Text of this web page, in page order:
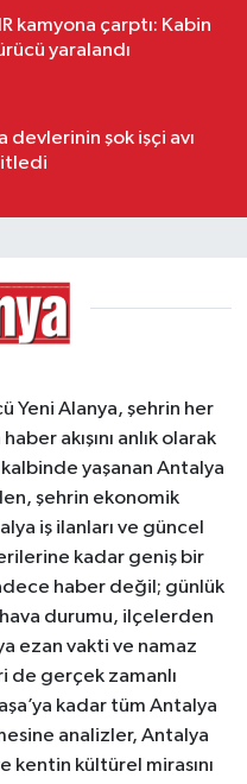
kamyona çarptı: Kabin
yaralandı
devlerinin şok işçi avı
Yeni Alanya, şehrin her
akışını anlık olarak
kalbinde yaşanan Antalya
şehrin ekonomik
iş ilanları ve güncel
kadar geniş bir
haber değil; günlük
hava durumu, ilçelerden
ezan vakti ve namaz
gerçek zamanlı
kadar tüm Antalya
analizler, Antalya
kültürel mirasını